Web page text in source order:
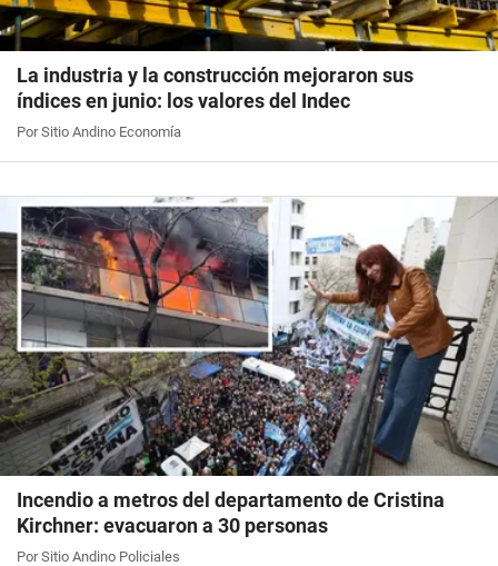
La industria y la construcción mejoraron sus
índices en junio: los valores del Indec
Por Sitio Andino Economía
Incendio a metros del departamento de Cristina
Kirchner: evacuaron a 30 personas
Por Sitio Andino Policiales